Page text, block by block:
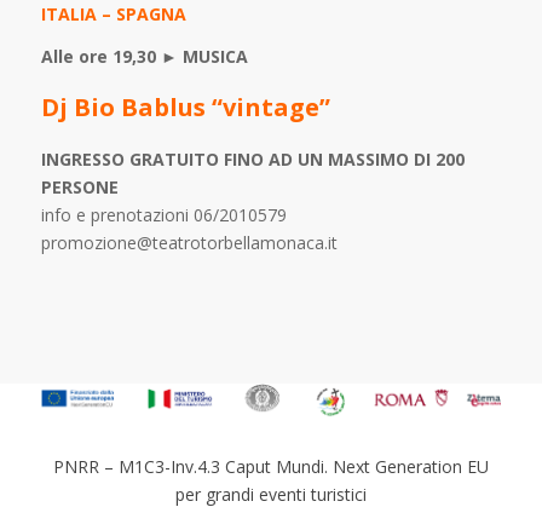
ITALIA – SPAGNA
Alle ore 19,30 ► MUSICA
Dj Bio Bablus “vintage”
INGRESSO GRATUITO FINO AD UN MASSIMO DI 200
PERSONE
info e prenotazioni 06/2010579
promozione@teatrotorbellamonaca.it
PNRR – M1C3-Inv.4.3 Caput Mundi. Next Generation EU
per grandi eventi turistici